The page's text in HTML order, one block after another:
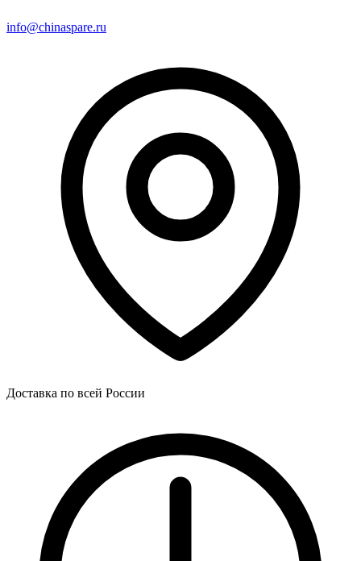
info@chinaspare.ru
Доставка по всей России